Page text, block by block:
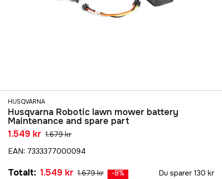
HUSQVARNA
Husqvarna Robotic lawn mower battery
Maintenance and spare part
1.549 kr 1.679 kr
EAN: 7333377000094
Totalt: 1.549 kr 1.679 kr -8% Du sparer 130 kr